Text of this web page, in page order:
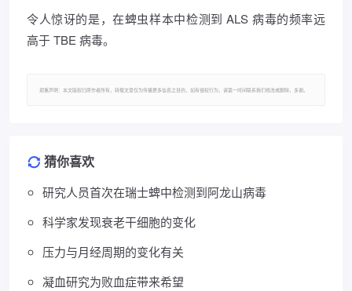
令人惊讶的是，在蜱虫样本中检测到 ALS 病毒的频率远
高于 TBE 病毒。
郑重声明：本文版权归原作者所有，转载文章仅为传播更多信息之目的，如有侵权行为，请第一时间联系我们修改或删除，多谢。
猜你喜欢
研究人员首次在瑞士蜱中检测到阿龙山病毒
科学家发现衰老干细胞的变化
压力与月经周期的变化有关
凝血研究为败血症带来希望